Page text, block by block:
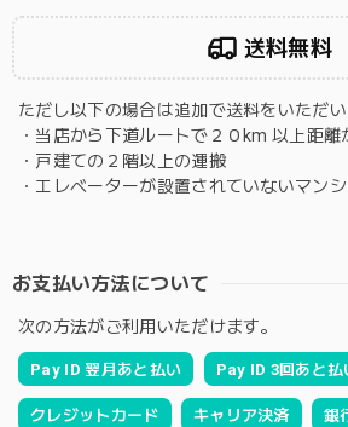
送料無料
ただし以下の場合は追加で送料をいただい
・当店から下道ルートで２０km 以上距離
・戸建ての２階以上の運搬
・エレベーターが設置されていないマン
お支払い方法について
次の方法がご利用いただけます。
Pay ID 翌月あと払い Pay ID 3回あと払
クレジットカード キャリア決済 銀